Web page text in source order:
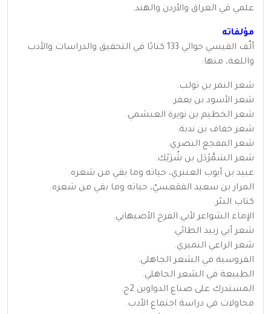
علمي في العراق والأردن والهند.
مؤلفاته
ألّف القيسي حوالي 133 كتابًا في التحقيق والدراسات والأدب
واللغة، منها:
شعر النمر بن تولب.
شعر الأسود بن يعفر.
شعر الخطيم بن نويرة العبشمي.
شعر خفاف بن ندبة.
شعر المفجع البصري.
شعر الشمَّرْدَل بن شُرَيْك.
عبيد بن أيوب العنبري، حياته وما بقي من شعره.
المرار بن سعيد الفقعسيّ، حياته وما بقي من شعره.
كتاب البئر.
الإماء الشواعر لأبي الفرج الأصبهاني.
شعر أبي زبيد الطائي.
شعر الراعي النميري.
الفروسية في الشعر الجاهلي.
الطبيعة في الشعر الجاهلي.
المستدرك على صناع الدواوين 2ج.
محاولات في دراسة اجتماع الأدب.